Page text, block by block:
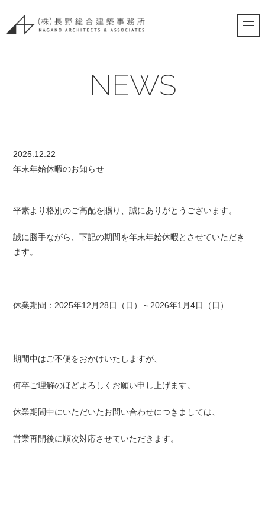
NEWS
2025.12.22
年末年始休暇のお知らせ
平素より格別のご高配を賜り、誠にありがとうございます。
誠に勝手ながら、下記の期間を年末年始休暇とさせていただき
ます。
休業期間：2025年12月28日（日）～2026年1月4日（日）
期間中はご不便をおかけいたしますが、
何卒ご理解のほどよろしくお願い申し上げます。
休業期間中にいただいたお問い合わせにつきましては、
営業再開後に順次対応させていただきます。